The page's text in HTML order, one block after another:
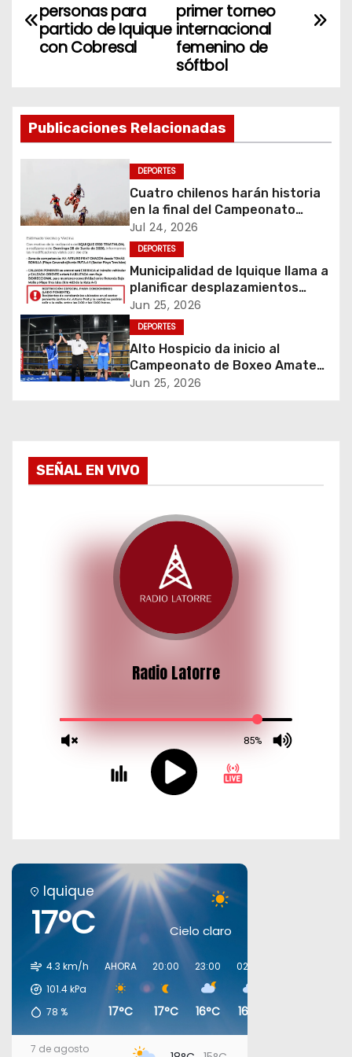
a
g
a
i
ó
n
d
e
e
r
primer torneo
internacional
femenino de
sóftbol
personas para
partido de Iquique
con Cobresal
Publicaciones Relacionadas
DEPORTES
Cuatro chilenos harán historia
en la final del Campeonato
Amateur de Motocross más
importante del mundo
Jul 24, 2026
DEPORTES
Municipalidad de Iquique llama a
planificar desplazamientos
durante Iquique 5150 Triathlon
Jun 25, 2026
DEPORTES
Alto Hospicio da inicio al
Campeonato de Boxeo Amateur
Olímpico Guantes de Oro
Jun 25, 2026
SEÑAL EN VIVO
Iquique
17°C Cielo claro
4.3 km/h
101.4kPa
78 %
AHORA
17°C
20:00
17°C
23:00
16°C
02:00
16°C
7 de agosto